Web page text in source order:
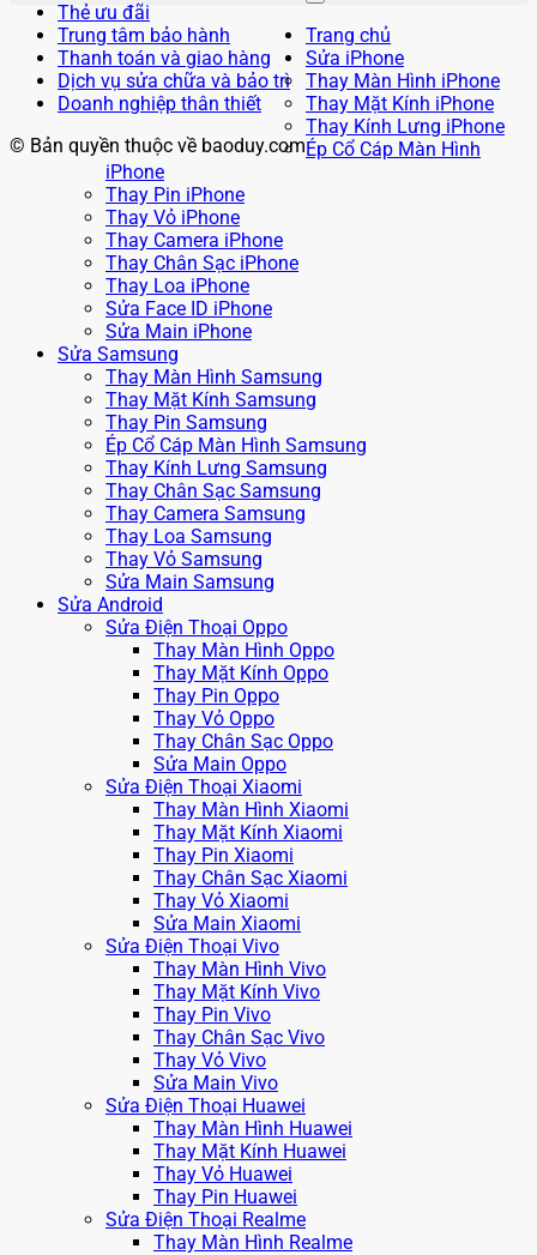
Thẻ ưu đãi
Trung tâm bảo hành
Thanh toán và giao hàng
Dịch vụ sửa chữa và bảo trì
Doanh nghiệp thân thiết
© Bản quyền thuộc về baoduy.com
Trang chủ
Sửa iPhone
Thay Màn Hình iPhone
Thay Mặt Kính iPhone
Thay Kính Lưng iPhone
Ép Cổ Cáp Màn Hình
iPhone
Thay Pin iPhone
Thay Vỏ iPhone
Thay Camera iPhone
Thay Chân Sạc iPhone
Thay Loa iPhone
Sửa Face ID iPhone
Sửa Main iPhone
Sửa Samsung
Thay Màn Hình Samsung
Thay Mặt Kính Samsung
Thay Pin Samsung
Ép Cổ Cáp Màn Hình Samsung
Thay Kính Lưng Samsung
Thay Chân Sạc Samsung
Thay Camera Samsung
Thay Loa Samsung
Thay Vỏ Samsung
Sửa Main Samsung
Sửa Android
Sửa Điện Thoại Oppo
Thay Màn Hình Oppo
Thay Mặt Kính Oppo
Thay Pin Oppo
Thay Vỏ Oppo
Thay Chân Sạc Oppo
Sửa Main Oppo
Sửa Điện Thoại Xiaomi
Thay Màn Hình Xiaomi
Thay Mặt Kính Xiaomi
Thay Pin Xiaomi
Thay Chân Sạc Xiaomi
Thay Vỏ Xiaomi
Sửa Main Xiaomi
Sửa Điện Thoại Vivo
Thay Màn Hình Vivo
Thay Mặt Kính Vivo
Thay Pin Vivo
Thay Chân Sạc Vivo
Thay Vỏ Vivo
Sửa Main Vivo
Sửa Điện Thoại Huawei
Thay Màn Hình Huawei
Thay Mặt Kính Huawei
Thay Vỏ Huawei
Thay Pin Huawei
Sửa Điện Thoại Realme
Thay Màn Hình Realme